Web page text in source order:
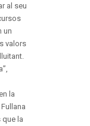
al seu
un
valors
la
la